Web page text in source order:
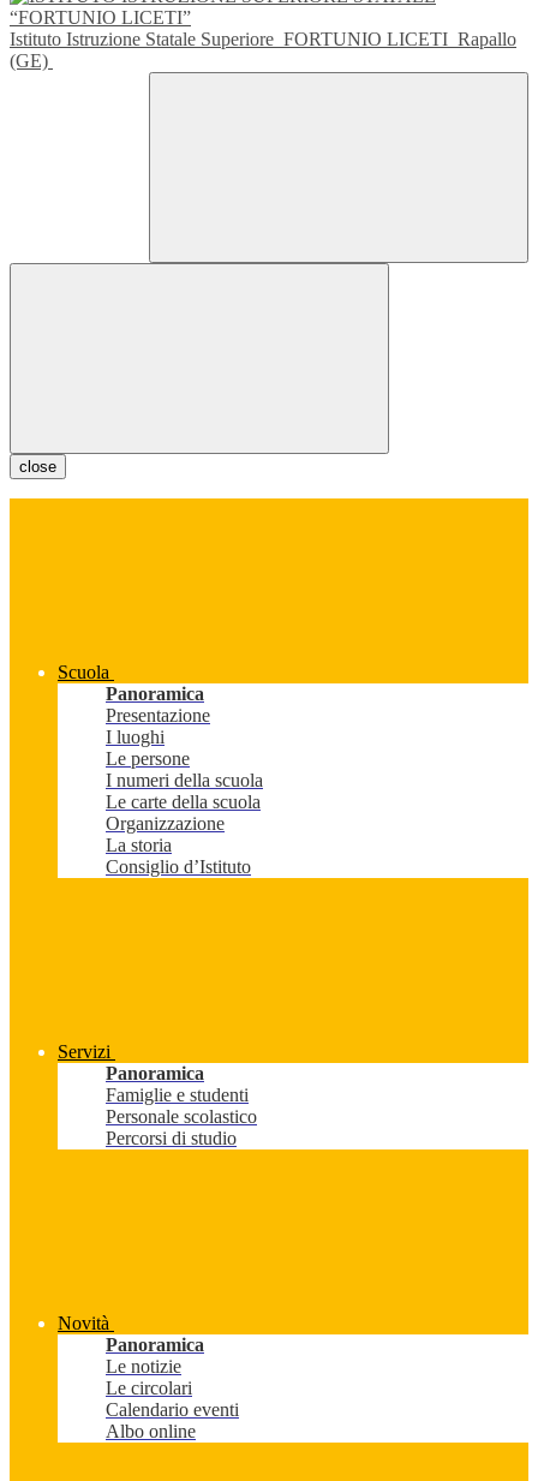
Istituto Istruzione Statale Superiore FORTUNIO LICETI Rapallo
(GE)
close
Scuola
Panoramica
Presentazione
I luoghi
Le persone
I numeri della scuola
Le carte della scuola
Organizzazione
La storia
Consiglio d’Istituto
Servizi
Panoramica
Famiglie e studenti
Personale scolastico
Percorsi di studio
Novità
Panoramica
Le notizie
Le circolari
Calendario eventi
Albo online